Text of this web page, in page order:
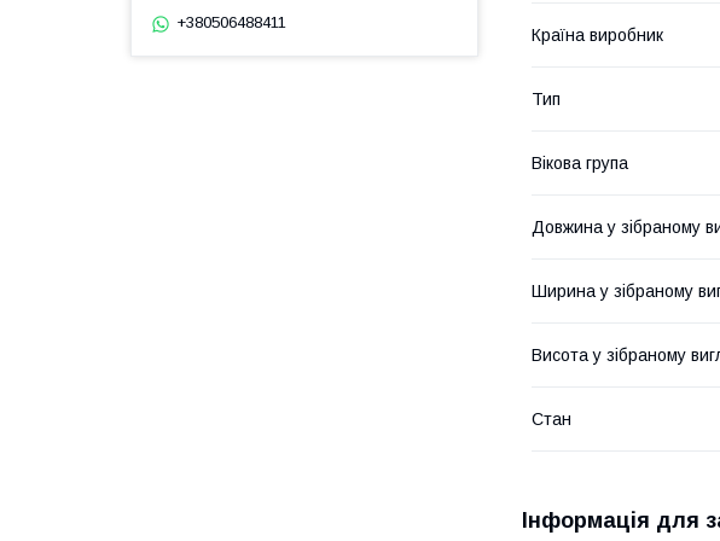
Країна виробник
Тип
Вікова група
Довжина у зібраному
Ширина у зібраному
Висота у зібраному
Стан
Інформація для
+380506488411